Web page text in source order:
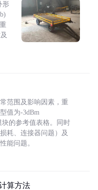
形
范围及影响因素，重
值为-3dBm
块的参考值表格。同时
耗、连接器问题）及
能问题。
算方法